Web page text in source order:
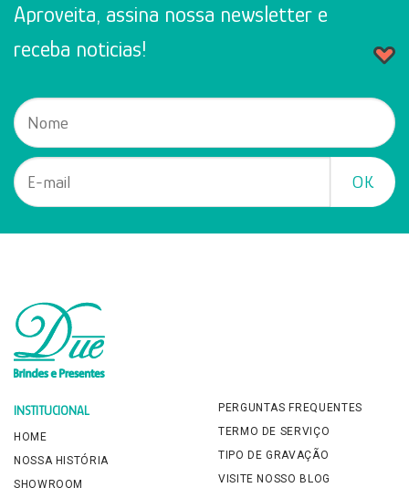
Aproveita, assina nossa newsletter e
receba noticias!
INSTITUCIONAL
HOME
NOSSA HISTÓRIA
SHOWROOM
PERGUNTAS FREQUENTES
TERMO DE SERVIÇO
TIPO DE GRAVAÇÃO
VISITE NOSSO BLOG